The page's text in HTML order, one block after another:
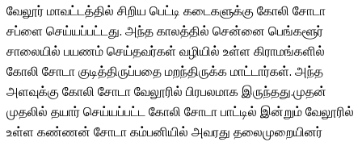
வேலூர் மாவட்டத்தில் சிறிய பெட்டி கடைகளுக்கு கோலி சோடா
சப்ளை செய்யப்பட்டது. அந்த காலத்தில் சென்னை பெங்களூர்
சாலையில் பயணம் செய்தவர்கள் வழியில் உள்ள கிராமங்களில்
கோலி சோடா குடித்திருப்பதை மறந்திருக்க மாட்டார்கள். அந்த
அளவுக்கு கோலி சோடா வேலூரில் பிரபலமாக இருந்தது.முதன்
முதலில் தயார் செய்யப்பட்ட கோலி சோடா பாட்டில் இன்றும் வேலூரில்
உள்ள கண்ணன் சோடா கம்பனியில் அவரது தலைமுறையினர்